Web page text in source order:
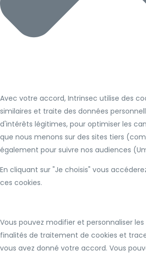
Avec votre accord, Intrinsec utilise des
similaires et traite des données
d'intérêts légitimes, pour optimiser les
que nous menons sur des sites tiers
également pour suivre nos audiences
En cliquant sur "Je choisis" vous
ces cookies.
Vous pouvez modifier et personnaliser
finalités de traitement de cookies et
vous avez donné votre accord. Vous